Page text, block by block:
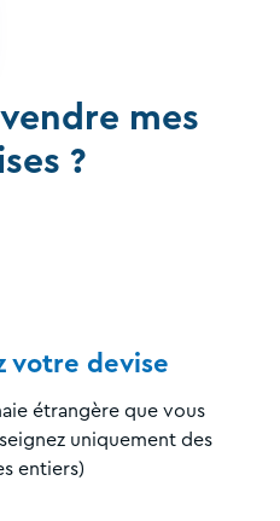
mes
?
votre devise
étrangère que vous
uniquement des
entiers)